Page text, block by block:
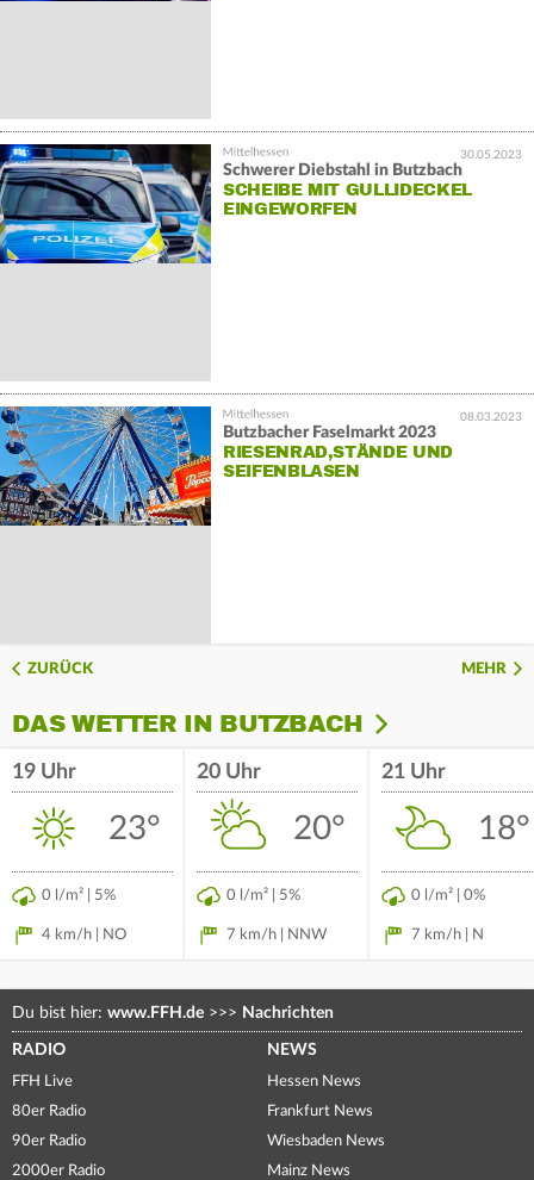
30.05.2023
Schwerer Diebstahl in Butzbach
SCHEIBE MIT GULLIDECKEL
EINGEWORFEN
08.03.2023
Butzbacher Faselmarkt 2023
RIESENRAD,STÄNDE UND
SEIFENBLASEN
ZURÜCK MEHR
DAS WETTER IN BUTZBACH
19 Uhr
23°
0 l/m² | 5%
4 km/h | NO
20 Uhr
20°
0 l/m² | 5%
7 km/h | NNW
21 Uhr
18°
0 l/m² | 0%
7 km/h | N
Du bist hier: www.FFH.de >>> Nachrichten
RADIO
FFH Live
80er Radio
90er Radio
2000er Radio
NEWS
Hessen News
Frankfurt News
Wiesbaden News
Mainz News